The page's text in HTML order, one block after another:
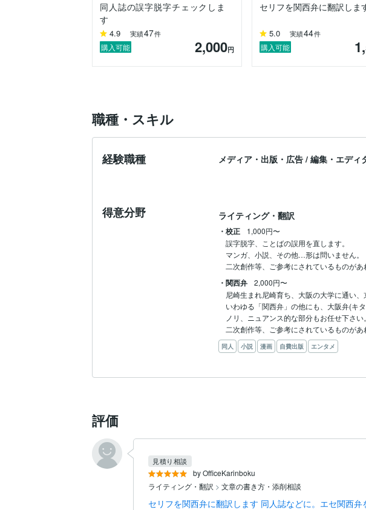
同人誌の誤字脱字チェックしま
す
4.9 実績47件
購入可能 2,000円
セリフを関西弁に翻訳しま
5.0 実績44件
購入可能
職種・スキル
経験職種 メディア・出版・広告 / 編集・エディ
得意分野 ライティング・翻訳
・校正
1,000円〜
誤字脱字、ことばの誤用を直します。
マンガ、小説、その他…形は問いません。
二次創作等、ご参考にされているものが
・関西弁
2,000円〜
尼崎生まれ尼崎育ち、大阪の大学に通い、
いわゆる「関西弁」の他にも、大阪弁(キ
ノリ、ニュアンス的な部分もお任せ下さい。
二次創作等、ご参考にされているものがあ
同人 小説 漫画 自費出版 エンタメ
評価
by OfficeKarinboku
見積り相談
ライティング・翻訳 > 文章の書き方・添削相談
セリフを関西弁に翻訳します 同人誌などに。エセ関西弁